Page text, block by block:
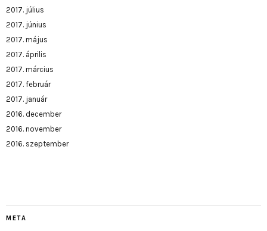
2017. július
2017. június
2017. május
2017. április
2017. március
2017. február
2017. január
2016. december
2016. november
2016. szeptember
META